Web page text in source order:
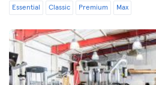
Essential Classic Premium Max